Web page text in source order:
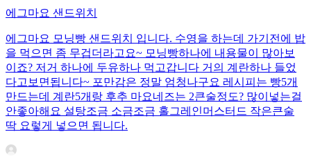
에그마요 샌드위치
에그마요 모닝빵 샌드위치 입니다. 수영을 하는데 가기전에 밥
을 먹으면 좀 무겁더라고요~ 모닝빵하나에 내용물이 많아보
이죠? 저거 하나에 두유하나 먹고갑니다 거의 계란하나 들었
다고보면됩니다~ 포만감은 정말 엄청나구요 레시피는 빵5개
만드는데 계란5개랑 후추 마요네즈는 2큰술정도? 많이넣는걸
안좋아해요 설탕조금 소금조금 홀그레인머스터드 작은큰술
딱 요렇게 넣으면 됩니다.